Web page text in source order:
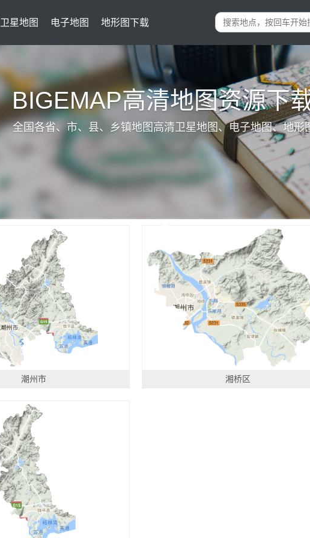
卫星地图 电子地图 地形图下载
BIGEMAP高清地图资源下
全国各省、市、县、乡镇地图高清卫星地图、电子地图、地形
潮州市 湘桥区